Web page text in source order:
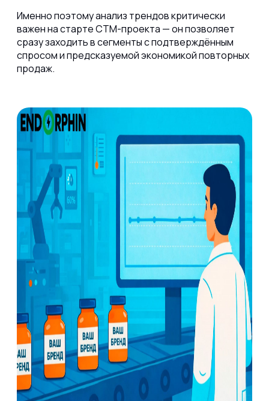
Именно поэтому анализ трендов критически
важен на старте СТМ-проекта — он позволяет
сразу заходить в сегменты с подтверждённым
спросом и предсказуемой экономикой повторных
продаж.